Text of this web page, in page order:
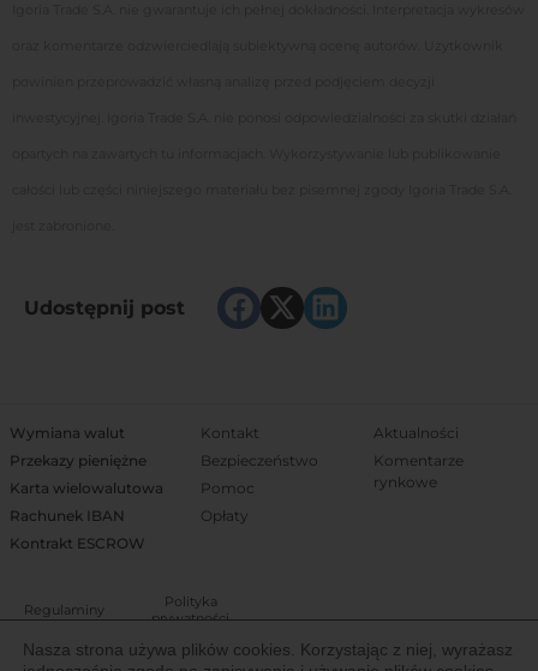
Udostępnij post
Wymiana walut
Przekazy pieniężne
Karta wielowalutowa
Rachunek IBAN
Kontrakt ESCROW
Kontakt
Bezpieczeństwo
Pomoc
Opłaty
Aktualności
Komentarze
rynkowe
Regulaminy
Polityka
prywatności
Nasza strona używa plików cookies. Korzystając z niej, wyrażasz